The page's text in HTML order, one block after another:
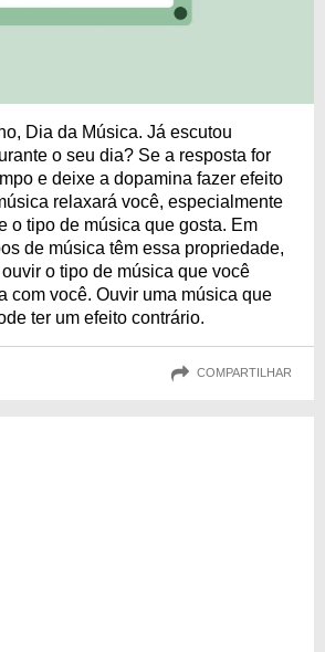
Dia da Música. Já escutou
o seu dia? Se a resposta for
e deixe a dopamina fazer efeito
relaxará você, especialmente
o tipo de música que gosta. Em
de música têm essa propriedade,
o tipo de música que você
com você. Ouvir uma música que
ter um efeito contrário.
COMPARTILHAR